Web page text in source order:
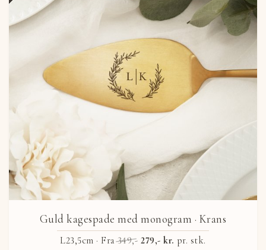
Guld kagespade med monogram · Krans
L23,5cm ·Fra 349,- 279,- kr. pr. stk.